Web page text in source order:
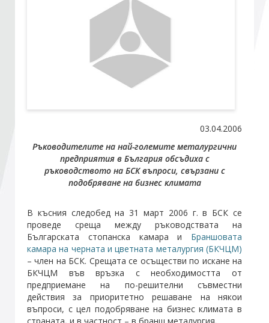
Абонирайте се!
03.04.2006
Ръководителите на най-големите металургични
предприятия в България обсъдиха с
ръководството на БСК въпроси, свързани с
подобряване на бизнес климата
В късния следобед на 31 март 2006 г. в БСК се
проведе среща между ръководствата на
Българската стопанска камара и Браншовата
камара на черната и цветната металургия (БКЧЦМ)
– член на БСК. Срещата се осъществи по искане на
БКЧЦМ във връзка с необходимостта от
предприемане на по-решителни съвместни
действия за приоритетно решаване на някои
въпроси, с цел подобряване на бизнес климата в